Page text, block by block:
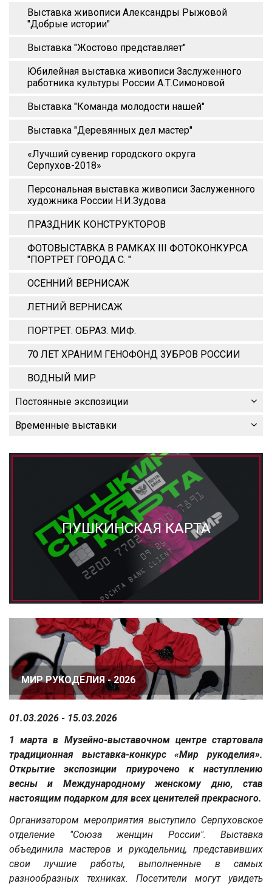
Выставка живописи Александры Рыжовой
"Добрые истории"
Выставка "Жостово представляет"
Юбилейная выставка живописи Заслуженного
работника культуры России А.Т.Симоновой
Выставка "Команда молодости нашей"
Выставка "Деревянных дел мастер"
«Лучший сувенир городского округа
Серпухов-2018»
Персональная выставка живописи Заслуженного
художника России Н.И.Зудова
ПРАЗДНИК КОНСТРУКТОРОВ
ФОТОВЫСТАВКА В РАМКАХ III ФОТОКОНКУРСА
"ПОРТРЕТ ГОРОДА С. "
ОСЕННИЙ ВЕРНИСАЖ
ЛЕТНИЙ ВЕРНИСАЖ
ПОРТРЕТ. ОБРАЗ. МИФ.
70 ЛЕТ ХРАНИМ ГЕНОФОНД ЗУБРОВ РОССИИ
ВОДНЫЙ МИР
Постоянные экспозиции
Временные выставки
ПУШКИНСКАЯ КАРТА
МИР РУКОДЕЛИЯ - 2026
01.03.2026 - 15.03.2026
1 марта в Музейно-выставочном центре стартовала
традиционная выставка-конкурс «Мир рукоделия».
Открытие экспозиции приурочено к наступлению
весны и Международному женскому дню, став
настоящим подарком для всех ценителей прекрасного.
Организатором мероприятия выступило Серпуховское
отделение "Союза женщин России". Выставка
объединила мастеров и рукодельниц, представивших
свои лучшие работы, выполненные в самых
разнообразных техниках. Посетители могут увидеть